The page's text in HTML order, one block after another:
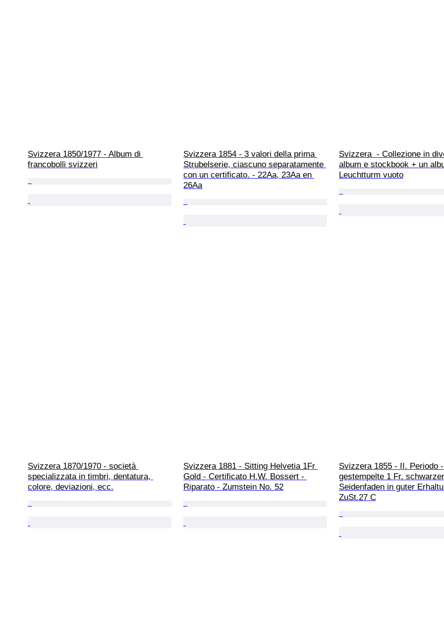
Svizzera 1850/1977 - Album di
francobolli svizzeri
Svizzera 1854 - 3 valori della prima
Strubelserie, ciascuno separatamente
con un certificato. - 22Aa, 23Aa en
26Aa
Svizzera  - Collezione in
album e stockbook + un
Leuchtturm vuoto
Svizzera 1870/1970 - società
specializzata in timbri, dentatura,
colore, deviazioni, ecc.
Svizzera 1881 - Sitting Helvetia 1Fr
Gold - Certificato H.W. Bossert -
Riparato - Zumstein No. 52
Svizzera 1855 - II. Periodo
gestempelte 1 Fr.
Seidenfaden in guter
ZuSt.27 C